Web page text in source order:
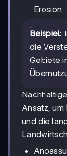
Erosion
Beispiel:
die
Gebiete
Ansatz, um
und die